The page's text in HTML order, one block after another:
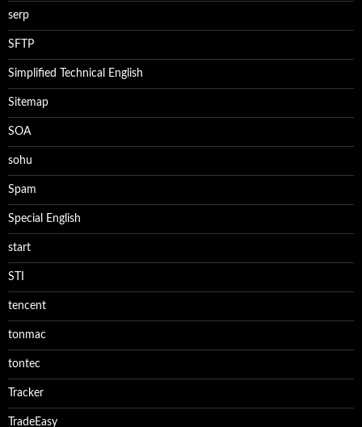
serp
SFTP
Simplified Technical English
Sitemap
SOA
sohu
Spam
Special English
start
STI
tencent
tonmac
tontec
Tracker
TradeEasy